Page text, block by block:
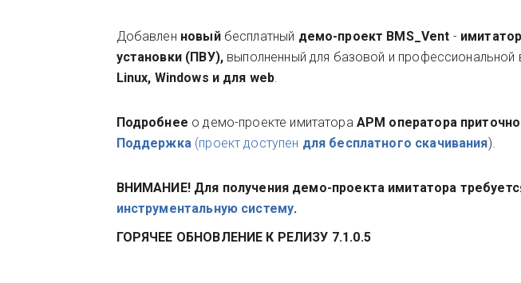
Добавлен новый бесплатный демо-проект BMS_Vent -
установки (ПВУ), выполненный для базовой и профессиональной
Linux, Windows и для web.
Подробнее о демо-проекте имитатора АРМ оператора
Поддержка (проект доступен для бесплатного скачивания).
ВНИМАНИЕ! Для получения демо-проекта имитатора
инструментальную систему.
ГОРЯЧЕЕ ОБНОВЛЕНИЕ К РЕЛИЗУ 7.1.0.5